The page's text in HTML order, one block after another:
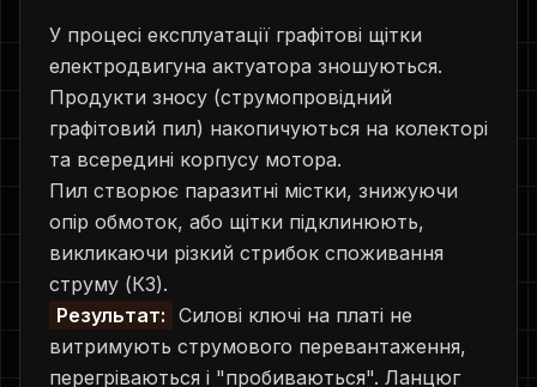
У процесі експлуатації графітові щітки
електродвигуна актуатора зношуються.
Продукти зносу (струмопровідний
графітовий пил) накопичуються на колекторі
та всередині корпусу мотора.
Пил створює паразитні містки, знижуючи
опір обмоток, або щітки підклинюють,
викликаючи різкий стрибок споживання
струму (КЗ).
Результат: Силові ключі на платі не
витримують струмового перевантаження,
перегріваються і "пробиваються". Ланцюг